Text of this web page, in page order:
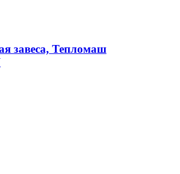
завеса, Тепломаш